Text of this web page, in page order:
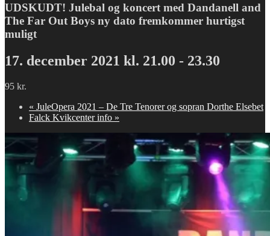
UDSKUDT! Julebal og koncert med Dandanell and
The Far Out Boys ny dato fremkommer hurtigst
muligt
17. december 2021 kl. 21.00 - 23.30
95 kr.
« JuleOpera 2021 – De Tre Tenorer og sopran Dorthe Elsebet
Falck Kvikcenter info »